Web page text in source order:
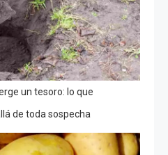
un tesoro: lo que
de toda sospecha